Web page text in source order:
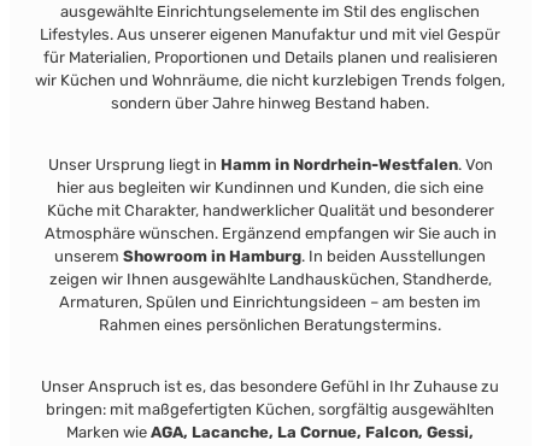
ausgewählte Einrichtungselemente im Stil des englischen
Lifestyles. Aus unserer eigenen Manufaktur und mit viel Gespür
für Materialien, Proportionen und Details planen und realisieren
wir Küchen und Wohnräume, die nicht kurzlebigen Trends folgen,
sondern über Jahre hinweg Bestand haben.
Unser Ursprung liegt in Hamm in Nordrhein-Westfalen. Von
hier aus begleiten wir Kundinnen und Kunden, die sich eine
Küche mit Charakter, handwerklicher Qualität und besonderer
Atmosphäre wünschen. Ergänzend empfangen wir Sie auch in
unserem Showroom in Hamburg. In beiden Ausstellungen
zeigen wir Ihnen ausgewählte Landhausküchen, Standherde,
Armaturen, Spülen und Einrichtungsideen – am besten im
Rahmen eines persönlichen Beratungstermins.
Unser Anspruch ist es, das besondere Gefühl in Ihr Zuhause zu
bringen: mit maßgefertigten Küchen, sorgfältig ausgewählten
Marken wie AGA, Lacanche, La Cornue, Falcon, Gessi,